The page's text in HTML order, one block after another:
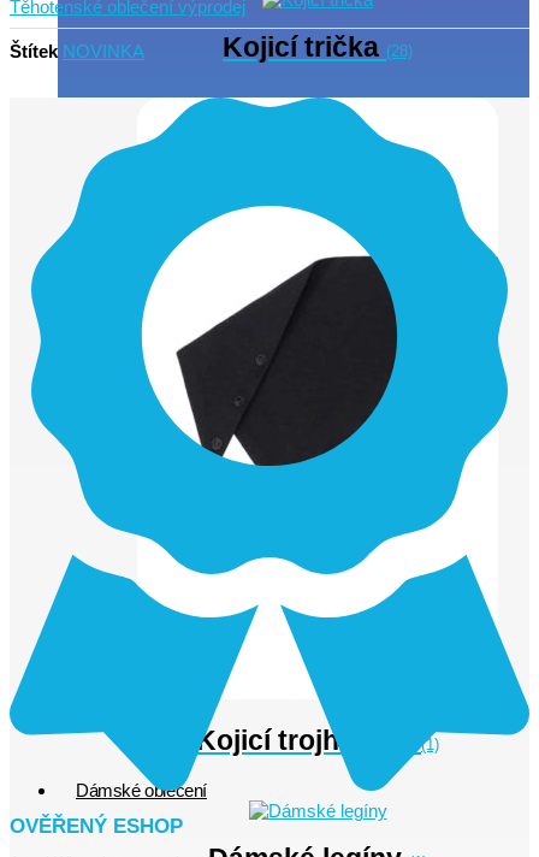
Kojicí trička (28)
Kojicí trojhránky(1)
Dámské oblečení
Těhotenské oblečení výprodej
Štítek NOVINKA
OVĚŘENÝ ESHOP